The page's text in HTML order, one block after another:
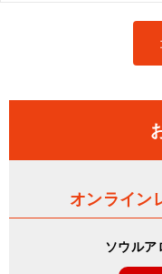
オンライン
ソウル